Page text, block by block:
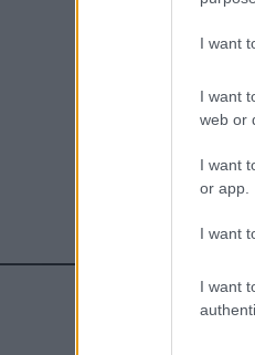
I want
I want
web or
I want
or app.
I want
I want
re